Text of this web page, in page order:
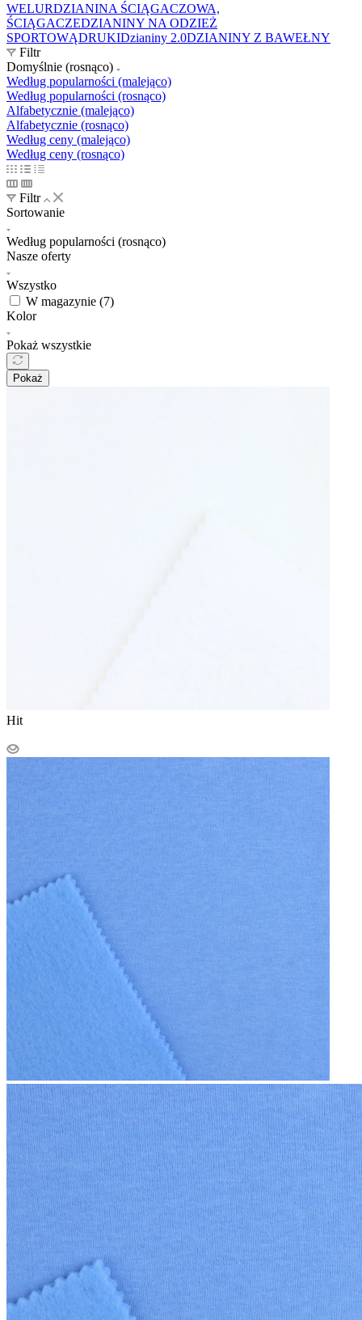
WELURDZIANINA ŚCIĄGACZOWA,
ŚCIĄGACZEDZIANINY NA ODZIEŻ
SPORTOWĄDRUKIDzianiny 2.0DZIANINY Z BAWEŁNY
Filtr
Domyślnie (rosnąco)
Według popularności (malejąco)
Według popularności (rosnąco)
Alfabetycznie (malejąco)
Alfabetycznie (rosnąco)
Według ceny (malejąco)
Według ceny (rosnąco)
Filtr
Sortowanie
Według popularności (rosnąco)
Nasze oferty
Wszystko
W magazynie (7)
Kolor
Pokaż wszystkie
Pokaż
Hit